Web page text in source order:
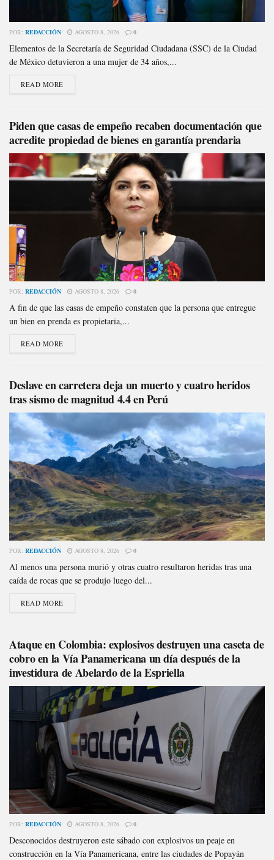
POR: REDACCIÓN AGOSTO 8, 2026 0
Elementos de la Secretaría de Seguridad Ciudadana (SSC) de la Ciudad
de México detuvieron a una mujer de 34 años,...
READ MORE
Piden que casas de empeño recaben documentación que
acredite propiedad de bienes en garantía prendaria
POR: REDACCIÓN AGOSTO 8, 2026 0
A fin de que las casas de empeño constaten que la persona que entregue
un bien en prenda es propietaria,...
READ MORE
Deslave en carretera deja un muerto y cuatro heridos
tras sismo de magnitud 4.4 en Perú
POR: REDACCIÓN AGOSTO 8, 2026 0
Al menos una persona murió y otras cuatro resultaron heridas tras una
caída de rocas que se produjo luego del...
READ MORE
Ataque en Colombia: explosivos destruyen una caseta de
cobro en la Vía Panamericana un día después de la
investidura de Abelardo de la Espriella
POR: REDACCIÓN AGOSTO 8, 2026 0
Desconocidos destruyeron este sábado con explosivos un peaje en
construcción en la Vía Panamericana, entre las ciudades de Popayán